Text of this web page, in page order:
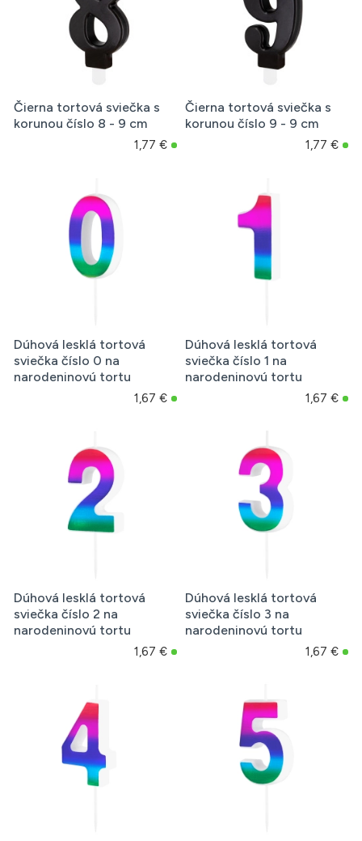
Čierna tortová sviečka s
korunou číslo 8 - 9 cm
1,77 €
Čierna tortová sviečka s
korunou číslo 9 - 9 cm
1,77 €
Dúhová lesklá tortová
sviečka číslo 0 na
narodeninovú tortu
1,67 €
Dúhová lesklá tortová
sviečka číslo 1 na
narodeninovú tortu
1,67 €
Dúhová lesklá tortová
sviečka číslo 2 na
narodeninovú tortu
1,67 €
Dúhová lesklá tortová
sviečka číslo 3 na
narodeninovú tortu
1,67 €